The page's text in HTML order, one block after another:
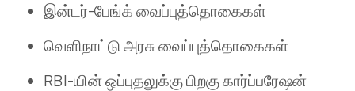
இன்டர்-பேங்க் வைப்புத்தொகைகள்
வெளிநாட்டு அரசு வைப்புத்தொகைகள்
RBI-யின் ஒப்புதலுக்கு பிறகு கார்ப்பரேஷன்